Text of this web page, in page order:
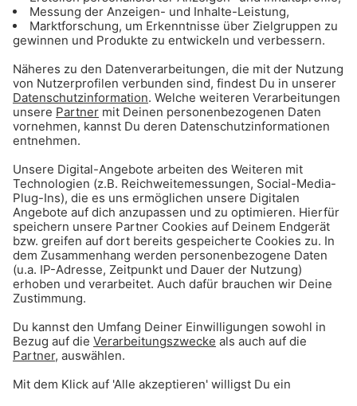
ANZEIGE - Basketball: Alle Infos & Spiele
Gong 96.3 - Mediadaten